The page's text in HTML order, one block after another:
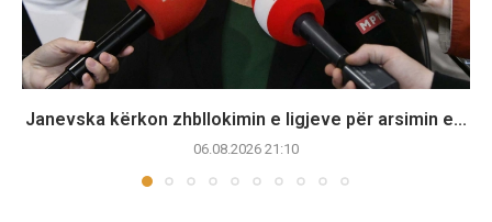
Janevska kërkon zhbllokimin e ligjeve për arsimin e...
06.08.2026 21:10